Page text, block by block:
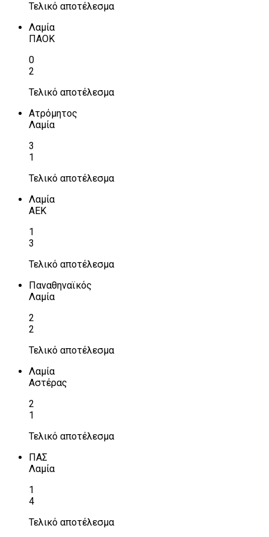
Τελικό αποτέλεσμα
Λαμία
ΠΑΟΚ
0
2
Τελικό αποτέλεσμα
Ατρόμητος
Λαμία
3
1
Τελικό αποτέλεσμα
Λαμία
ΑΕΚ
1
3
Τελικό αποτέλεσμα
Παναθηναϊκός
Λαμία
2
2
Τελικό αποτέλεσμα
Λαμία
Αστέρας
2
1
Τελικό αποτέλεσμα
ΠΑΣ
Λαμία
1
4
Τελικό αποτέλεσμα